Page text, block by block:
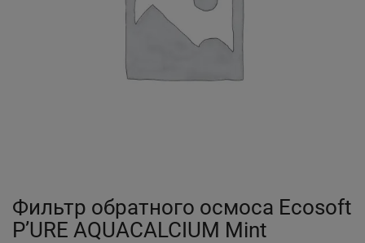
Фильтр обратного осмоса Ecosoft
P’URE AQUACALCIUM Mint